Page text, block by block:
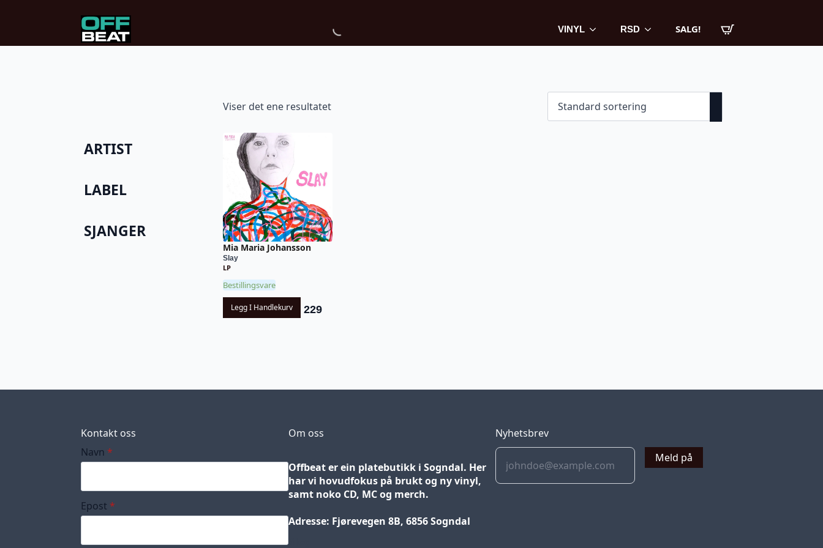
VINYL RSD SALG!
ARTIST
LABEL
SJANGER
Viser det ene resultatet
Mia Maria Johansson
Slay
LP
Bestillingsvare
Legg I Handlekurv 229
Kontakt oss
Navn *
Epost *
Om oss
Offbeat er ein platebutikk i Sogndal. Her
har vi hovudfokus på brukt og ny vinyl,
samt noko CD, MC og merch.
Adresse: Fjørevegen 8B, 6856 Sogndal
Blog
Nyhetsbrev
Meld på